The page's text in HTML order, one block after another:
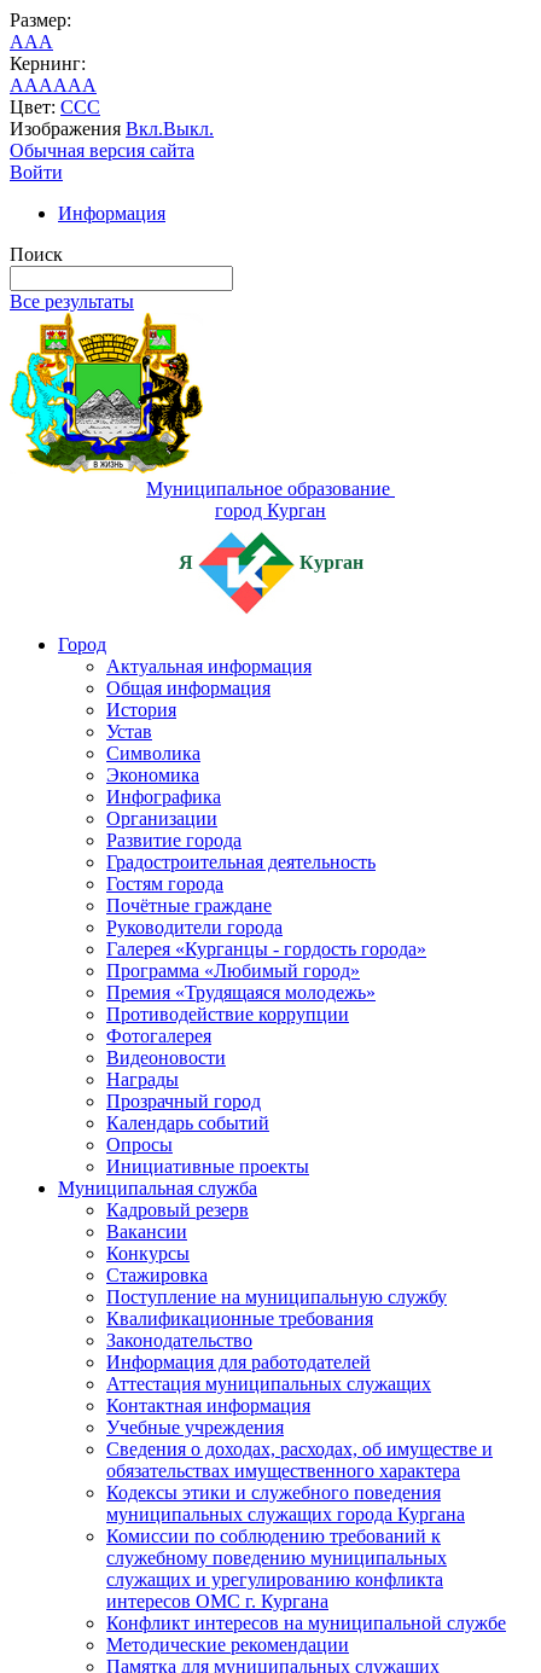
Размер:
AAA
Кернинг:
AAAAAA
Цвет: CCC
Изображения Вкл.Выкл.
Обычная версия сайта
Войти
Информация
Поиск
Все результаты
Муниципальное образование
город Курган
Я Курган
Город
Актуальная информация
Общая информация
История
Устав
Символика
Экономика
Инфографика
Организации
Развитие города
Градостроительная деятельность
Гостям города
Почётные граждане
Руководители города
Галерея «Курганцы - гордость города»
Программа «Любимый город»
Премия «Трудящаяся молодежь»
Противодействие коррупции
Фотогалерея
Видеоновости
Награды
Прозрачный город
Календарь событий
Опросы
Инициативные проекты
Муниципальная служба
Кадровый резерв
Вакансии
Конкурсы
Стажировка
Поступление на муниципальную службу
Квалификационные требования
Законодательство
Информация для работодателей
Аттестация муниципальных служащих
Контактная информация
Учебные учреждения
Сведения о доходах, расходах, об имуществе и
обязательствах имущественного характера
Кодексы этики и служебного поведения
муниципальных служащих города Кургана
Комиссии по соблюдению требований к
служебному поведению муниципальных
служащих и урегулированию конфликта
интересов ОМС г. Кургана
Конфликт интересов на муниципальной службе
Методические рекомендации
Памятка для муниципальных служащих